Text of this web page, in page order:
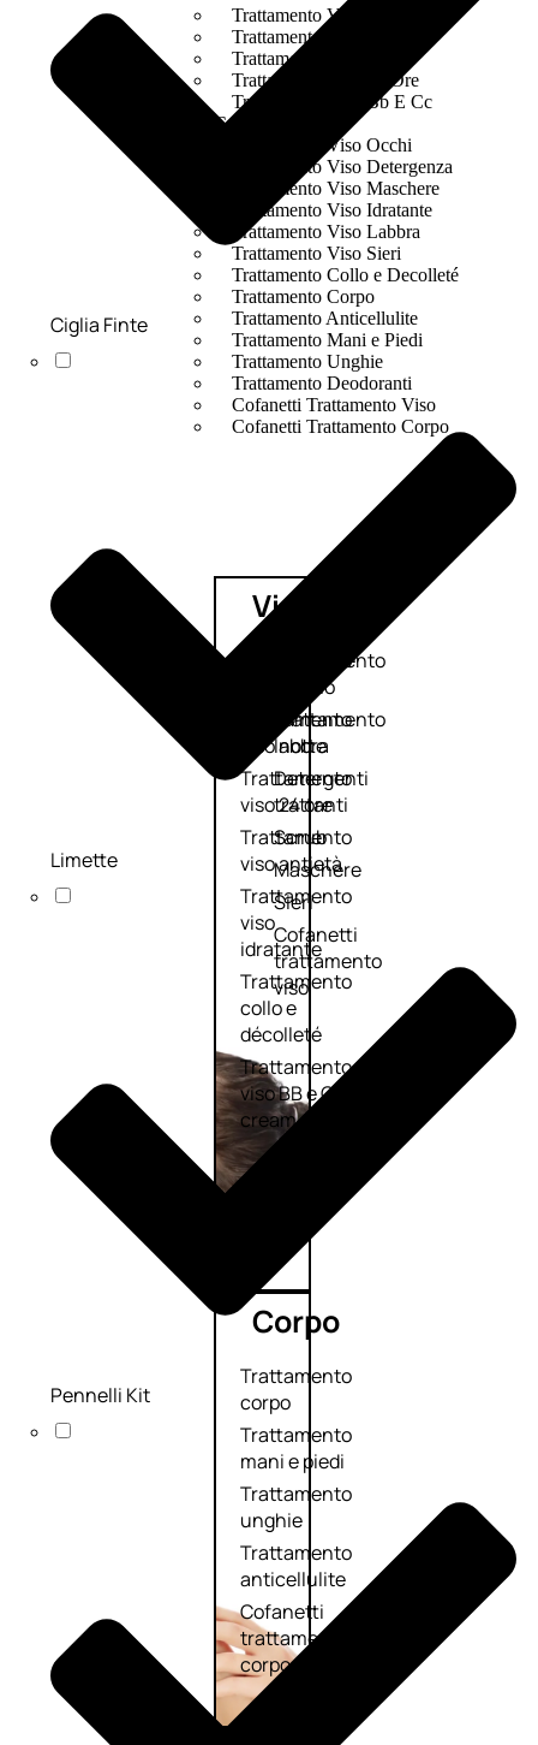
Trattamento Viso Antieta
Trattamento Viso Giorno
Trattamento Viso Notte
Trattamento Viso 24 Ore
Trattamento Viso Bb E Cc
Cream
Trattamento Viso Occhi
Trattamento Viso Detergenza
Trattamento Viso Maschere
Trattamento Viso Idratante
Trattamento Viso Labbra
Trattamento Viso Sieri
Trattamento Collo e Decolleté
Trattamento Corpo
Trattamento Anticellulite
Trattamento Mani e Piedi
Trattamento Unghie
Trattamento Deodoranti
Cofanetti Trattamento Viso
Cofanetti Trattamento Corpo
Viso
Trattamento
viso giorno
Trattamento
viso notte
Trattamento
viso 24 ore
Trattamento
viso antietà
Trattamento
viso
idratante
Trattamento
collo e
décolleté
Trattamento
viso BB e CC
cream
Trattamento
occhi
Trattamento
labbra
Detergenti
trattanti
Scrub
Maschere
Sieri
Cofanetti
trattamento
viso
Corpo
Trattamento
corpo
Trattamento
mani e piedi
Trattamento
unghie
Trattamento
anticellulite
Cofanetti
trattamento
corpo
Ciglia Finte
Limette
Pennelli Kit